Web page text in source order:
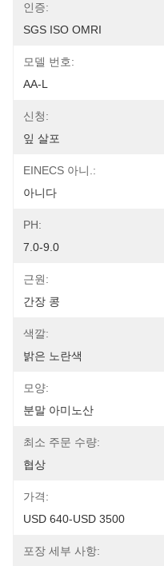
인증:
SGS ISO OMRI
모델 번호:
AA-L
신청:
잎 살포
EINECS 아니.:
아니다
PH:
7.0-9.0
근원:
간장 콩
색깔:
밝은 노란색
모양:
분말 아미노산
최소 주문 수량:
협상
가격:
USD 640-USD 3500
포장 세부 사항: